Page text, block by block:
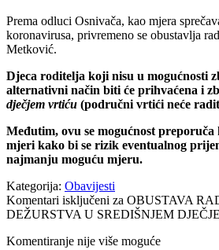
Prema odluci Osnivača, kao mjera
koronavirusa, privremeno se obustavlja
Metković.
Djeca roditelja koji nisu u mogućnosti
alternativni način biti će prihvaćena i
dječjem vrtiću (područni vrtići neće
Međutim, ovu se mogućnost
mjeri kako bi se rizik eventualnog
najmanju moguću mjeru.
Kategorija: Obavijesti
Komentari isključeni za OBUSTAVA
DEŽURSTVA U SREDIŠNJEM
Komentiranje nije više moguće